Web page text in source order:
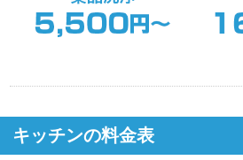
キッチンの料金表